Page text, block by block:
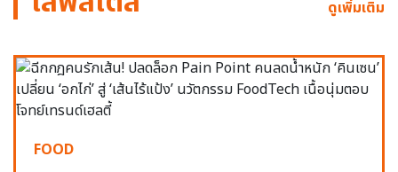
ดูเพิ่มเติม
FOOD